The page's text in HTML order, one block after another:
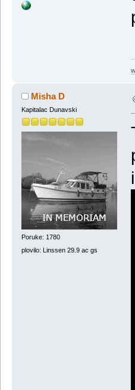
Misha D
Kapitalac Dunavski
Poruke: 1780
plovilo: Linssen 29.9 ac gs